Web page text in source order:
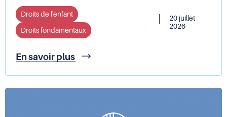
Droits de l'enfant
Droits fondamentaux
20 juillet
2026
En savoir plus
Mieux
les
mineurs